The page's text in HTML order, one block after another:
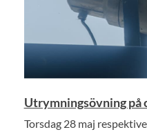
Utrymningsövning på
Torsdag 28 maj